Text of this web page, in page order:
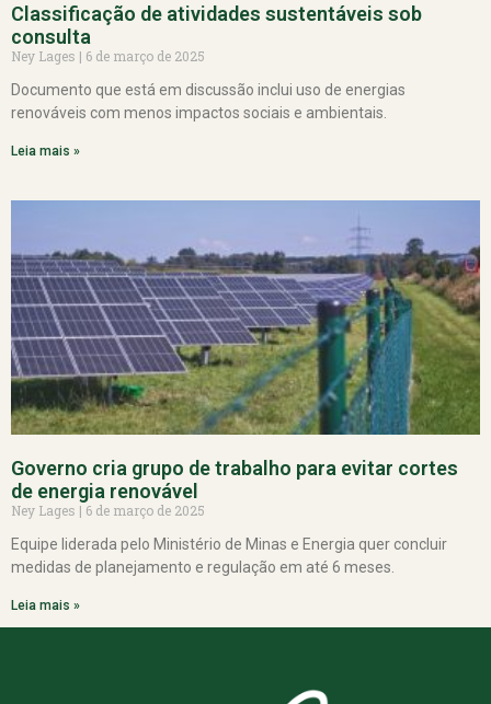
Classificação de atividades sustentáveis sob
consulta
Ney Lages
6 de março de 2025
Documento que está em discussão inclui uso de energias
renováveis com menos impactos sociais e ambientais.
Leia mais »
Governo cria grupo de trabalho para evitar cortes
de energia renovável
Ney Lages
6 de março de 2025
Equipe liderada pelo Ministério de Minas e Energia quer concluir
medidas de planejamento e regulação em até 6 meses.
Leia mais »